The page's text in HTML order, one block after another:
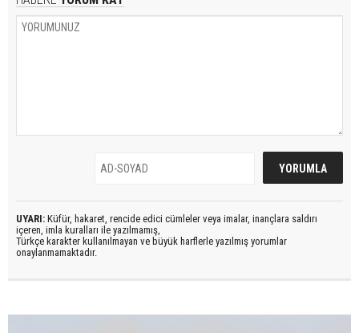
UYARI: Küfür, hakaret, rencide edici cümleler veya imalar, inançlara saldırı
içeren, imla kuralları ile yazılmamış,
Türkçe karakter kullanılmayan ve büyük harflerle yazılmış yorumlar
onaylanmamaktadır.